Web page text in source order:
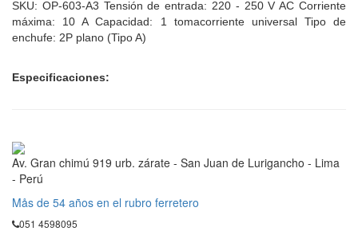
SKU: OP-603-A3 Tensión de entrada: 220 - 250 V AC Corriente
máxima: 10 A Capacidad: 1 tomacorriente universal Tipo de
enchufe: 2P plano (Tipo A)
Especificaciones:
Av. Gran chimú 919 urb. zárate - San Juan de Lurigancho - Lima
- Perú
Mås de 54 años en el rubro ferretero
051 4598095